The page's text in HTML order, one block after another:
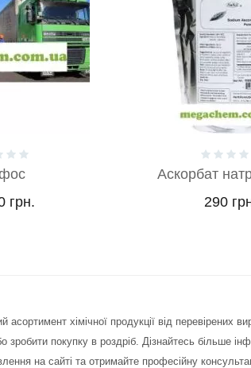
Е301
аспартам
385
хімічної продукції від перевірених
покупку в роздріб. Дізнайтесь більше
на сайті та отримайте професійну